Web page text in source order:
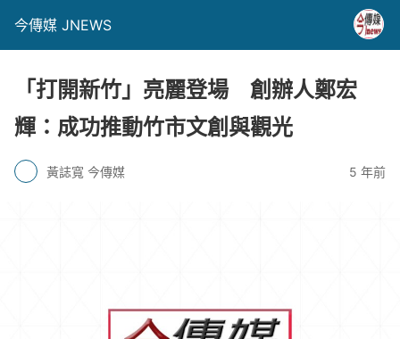
今傳媒 JNEWS
「打開新竹」亮麗登場 創辦人鄭宏
輝：成功推動竹市文創與觀光
黃誌寬 今傳媒 5 年前